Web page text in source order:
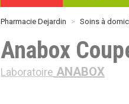
Pharmacie Dejardin Soins à
Anabox
Laboratoire ANABOX